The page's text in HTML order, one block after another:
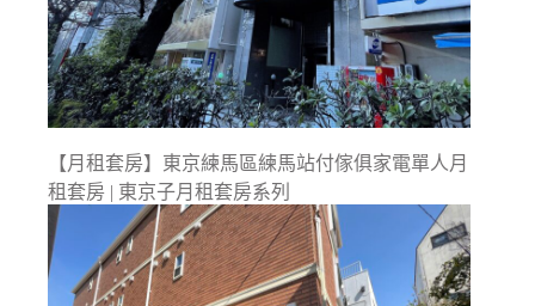
【月租套房】東京練馬區練馬站付傢俱家電單人月
租套房 | 東京子月租套房系列